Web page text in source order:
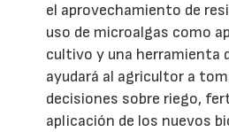
el aprovechamiento de
uso de microalgas como
cultivo y una herramienta
ayudará al agricultor a
decisiones sobre riego,
aplicación de los nuevos